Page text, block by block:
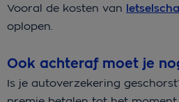
Vooral de kosten van
oplopen.
Ook achteraf moet je
Is je autoverzekering